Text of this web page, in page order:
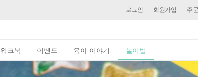
로그인 회원가입 주
워크북 이벤트 육아 이야기 놀이법